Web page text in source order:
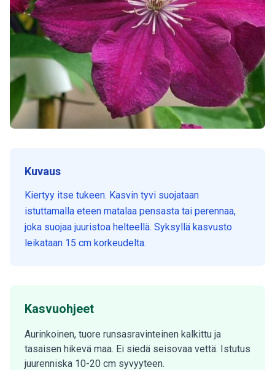
Kuvaus
Kiertyy itse tukeen. Kasvin tyvi suojataan
istuttamalla eteen matalaa pensasta tai perennaa,
joka suojaa juuristoa helteellä. Syksyllä kasvusto
leikataan 15 cm korkeudelta.
Kasvuohjeet
Aurinkoinen, tuore runsasravinteinen kalkittu ja
tasaisen hikevä maa. Ei siedä seisovaa vettä. Istutus
juurenniska 10-20 cm syvyyteen.